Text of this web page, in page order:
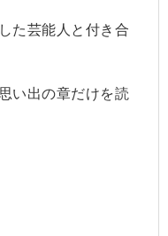
た芸能人と付き合
い出の章だけを読